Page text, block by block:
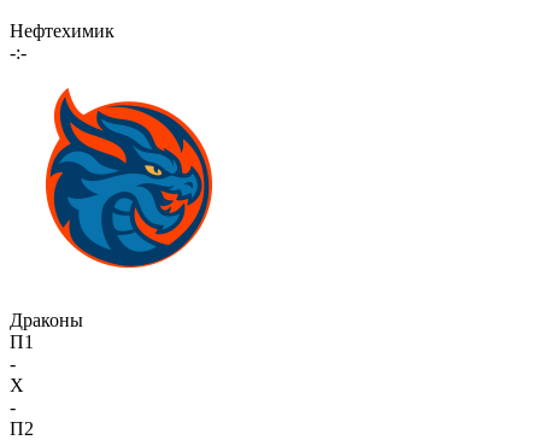
Нефтехимик
-:-
Драконы
П1
-
X
-
П2